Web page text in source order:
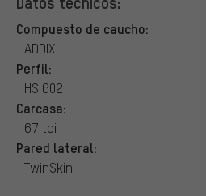
Compuesto de caucho:
ADDIX
Perfil:
HS 602
Carcasa:
67 tpi
Pared lateral:
TwinSkin